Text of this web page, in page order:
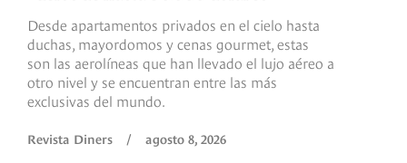
Desde apartamentos privados en el cielo hasta
duchas, mayordomos y cenas gourmet, estas
son las aerolíneas que han llevado el lujo aéreo a
otro nivel y se encuentran entre las más
exclusivas del mundo.
Revista Diners / agosto 8, 2026